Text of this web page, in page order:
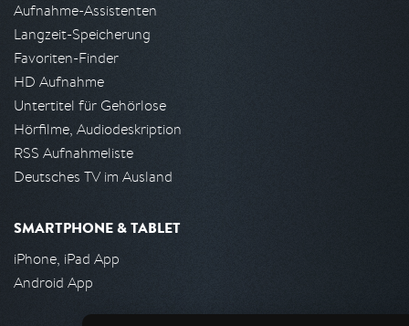
Aufnahme-Assistenten
Langzeit-Speicherung
Favoriten-Finder
HD Aufnahme
Untertitel für Gehörlose
Hörfilme, Audiodeskription
RSS Aufnahmeliste
Deutsches TV im Ausland
SMARTPHONE & TABLET
iPhone, iPad App
Android App